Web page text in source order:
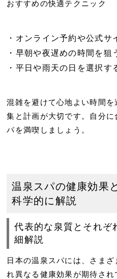
おすすめの快適テクニック
オンライン予約や公式サ
早朝や夜遅めの時間を狙
平日や雨天の日を選択す
混雑を避けて心地よい時間
集と計画が大切です。自分
パを満喫しましょう。
温泉スパの健康効果
科学的に解説
代表的な泉質とそれぞ
細解説
日本の温泉スパには、さま
れ異なる健康効果が期待さ